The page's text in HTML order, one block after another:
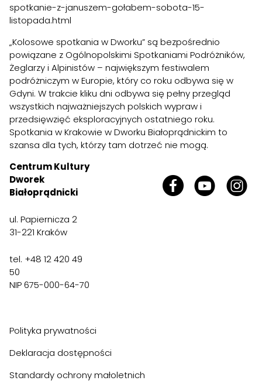
spotkanie-z-januszem-gołabem-sobota-15-
listopada.html
„Kolosowe spotkania w Dworku” są bezpośrednio
powiązane z Ogólnopolskimi Spotkaniami Podróżników,
Żeglarzy i Alpinistów – największym festiwalem
podróżniczym w Europie, który co roku odbywa się w
Gdyni. W trakcie kliku dni odbywa się pełny przegląd
wszystkich najważniejszych polskich wypraw i
przedsięwzięć eksploracyjnych ostatniego roku.
Spotkania w Krakowie w Dworku Białoprądnickim to
szansa dla tych, którzy tam dotrzeć nie mogą.
Centrum Kultury
Dworek
Białoprądnicki
ul. Papiernicza 2
31-221 Kraków
tel. +48 12 420 49
50
NIP 675-000-64-70
Polityka prywatności
Deklaracja dostępności
Standardy ochrony małoletnich